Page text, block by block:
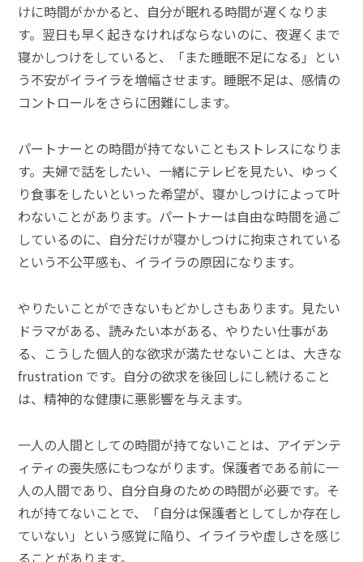
けに時間がかかると、自分が眠れる時間が遅くなりま
す。翌日も早く起きなければならないのに、夜遅くまで
寝かしつけをしていると、「また睡眠不足になる」とい
う不安がイライラを増幅させます。睡眠不足は、感情の
コントロールをさらに困難にします。
パートナーとの時間が持てないこともストレスになりま
す。夫婦で話をしたい、一緒にテレビを見たい、ゆっく
り食事をしたいといった希望が、寝かしつけによって叶
わないことがあります。パートナーは自由な時間を過ご
しているのに、自分だけが寝かしつけに拘束されている
という不公平感も、イライラの原因になります。
やりたいことができないもどかしさもあります。見たい
ドラマがある、読みたい本がある、やりたい仕事があ
る、こうした個人的な欲求が満たせないことは、大きな
frustration です。自分の欲求を後回しにし続けること
は、精神的な健康に悪影響を与えます。
一人の人間としての時間が持てないことは、アイデンテ
ィティの喪失感にもつながります。保護者である前に一
人の人間であり、自分自身のための時間が必要です。そ
れが持てないことで、「自分は保護者としてしか存在し
ていない」という感覚に陥り、イライラや虚しさを感じ
ることがあります。